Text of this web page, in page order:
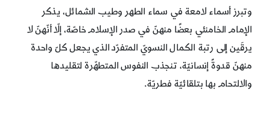
وتبرز أسماء لامعة في سماء الطهر وطيب الشمائل، يذكر
الإمام الخامنئي بعضًا منهنّ في صدر الإسلام خاصّة، إلّا أنّهنّ لا
يرقَين إلى رتبة الكمال النسويّ المتفرّد الذي يجعل كلّ واحدة
منهنّ قدوةً إنسانيّة، تنجذب النفوس المتطهّرة لتقليدها
والالتحام بها بتلقائيّة فطريّة.